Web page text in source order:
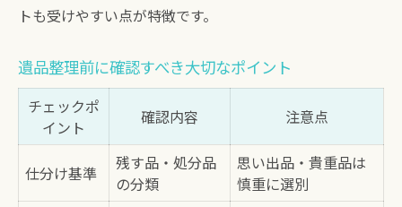
トも受けやすい点が特徴です。
遺品整理前に確認すべき大切なポイント
チェックポ
イント
確認内容 注意点
仕分け基準
残す品・処分品
の分類
思い出品・貴重品は
慎重に選別